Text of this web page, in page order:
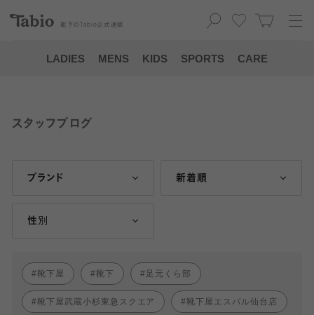
靴下の Tabio 公式通販
LADIES MENS KIDS SPORTS CARE
スタッフブログ
ブランド 新着順
性別
靴下屋 靴下 足元くら部
靴下屋武蔵小杉東急スクエア 靴下屋エスパル仙台店